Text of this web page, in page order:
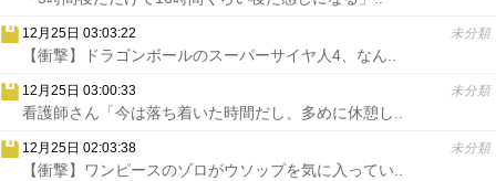
12月25日 03:03:22 未分類
【衝撃】ドラゴンボールのスーパーサイヤ人4、なん..
12月25日 03:00:33 未分類
看護師さん「今は落ち着いた時間だし、多めに休憩し..
12月25日 02:03:38 未分類
【衝撃】ワンピースのゾロがウソップを気に入ってい..